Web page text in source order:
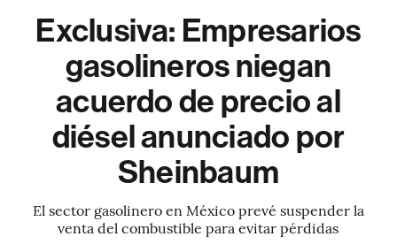
Exclusiva: Empresarios
gasolineros niegan
acuerdo de precio al
diésel anunciado por
Sheinbaum
El sector gasolinero en México prevé suspender la
venta del combustible para evitar pérdidas